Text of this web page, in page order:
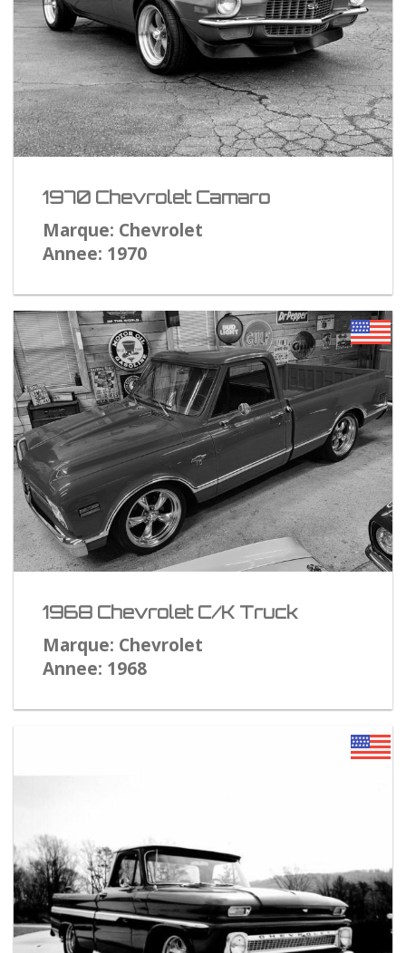
1970 Chevrolet Camaro
Marque: Chevrolet
Annee: 1970
1968 Chevrolet C/K Truck
Marque: Chevrolet
Annee: 1968